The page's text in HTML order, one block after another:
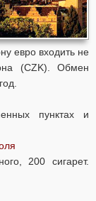
евро входить не
(CZK). Обмен
пунктах и
200 сигарет.